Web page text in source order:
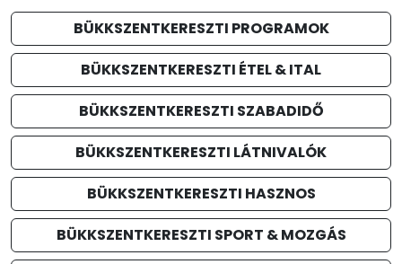
BÜKKSZENTKERESZTI PROGRAMOK
BÜKKSZENTKERESZTI ÉTEL & ITAL
BÜKKSZENTKERESZTI SZABADIDŐ
BÜKKSZENTKERESZTI LÁTNIVALÓK
BÜKKSZENTKERESZTI HASZNOS
BÜKKSZENTKERESZTI SPORT & MOZGÁS